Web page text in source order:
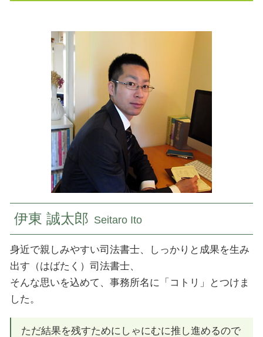
借金 相続どこまで
民事信託 デメリット
家族信託 一人っ子
家族 信託とは わかりやすく
民事信託契約 公正証書
相続人申告登記 デメリット
滅失 登記
相続 登記 必要 書類
不動産 登記
法人 登記簿謄本
相続 登記必要書類
登記 ネット
相続 国分寺市 司法書士
相続 千葉県 司法書士
登記 国立市 司法書士
民事信託 小平市 司法書士
民事信託 神奈川県 司法書士
民事信託 千葉県 司法書士
登記 千葉県 司法書士
登記 国分寺市 司法書士
相続 小平市 司法書士
民事信託 府中市 司法書士
伊東 誠太郎 Seitaro Ito
身近で親しみやすい司法書士、しっかりと成果を生み
出す（はばたく）司法書士、
そんな思いを込めて、事務所名に「コトリ」とつけま
した。
ただ結果を残すためにしゃにむに推し進めるので